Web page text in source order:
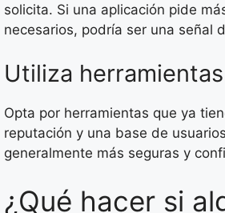
solicita. Si una aplicación pide
necesarios, podría ser una señal
Utiliza
Opta por herramientas que ya
reputación y una base de
generalmente más seguras y
¿Qué hacer si